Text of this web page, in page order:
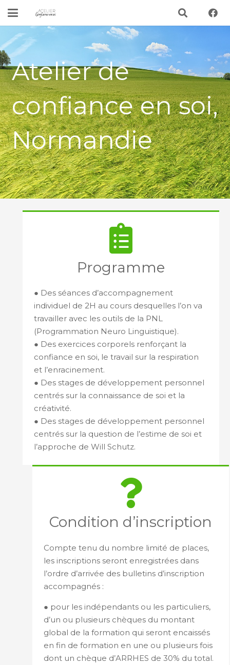
Atelier de
confiance en soi,
Normandie
Programme
● Des séances d’accompagnement
individuel de 2H au cours desquelles l’on va
travailler avec les outils de la PNL
(Programmation Neuro Linguistique).
● Des exercices corporels renforçant la
confiance en soi, le travail sur la respiration
et l’enracinement.
● Des stages de développement personnel
centrés sur la connaissance de soi et la
créativité.
● Des stages de développement personnel
centrés sur la question de l’estime de soi et
l’approche de Will Schutz.
Condition d’inscription
Compte tenu du nombre limité de places,
les inscriptions seront enregistrées dans
l’ordre d’arrivée des bulletins d’inscription
accompagnés :
● pour les indépendants ou les particuliers,
d’un ou plusieurs chèques du montant
global de la formation qui seront encaissés
en fin de formation en une ou plusieurs fois
dont un chèque d’ARRHES de 30% du total.